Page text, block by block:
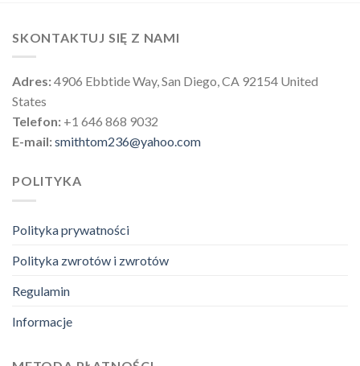
SKONTAKTUJ SIĘ Z NAMI
Adres:4906 Ebbtide Way, San Diego, CA 92154 United
States
Telefon: +1 646 868 9032
E-mail:smithtom236@yahoo.com
POLITYKA
Polityka prywatności
Polityka zwrotów i zwrotów
Regulamin
Informacje